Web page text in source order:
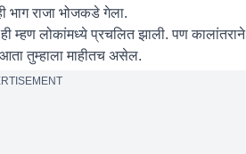
भाग राजा भोजकडे गेला.
म्हण लोकांमध्ये प्रचलित झाली. पण
तुम्हाला माहीतच असेल.